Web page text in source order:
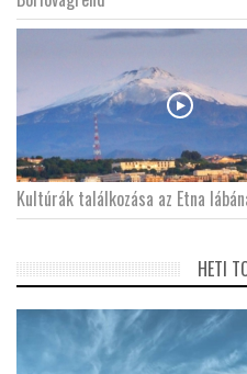
Kultúrák találkozása az Etna
HETI